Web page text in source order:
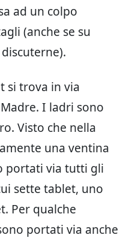
ad un colpo
(anche se su
si trova in via
I ladri sono
Visto che nella
una ventina
portati via tutti gli
sette tablet, uno
Per qualche
portati via anche